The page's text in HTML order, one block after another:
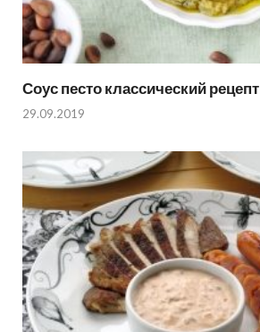
Соус песто классический рецепт
29.09.2019